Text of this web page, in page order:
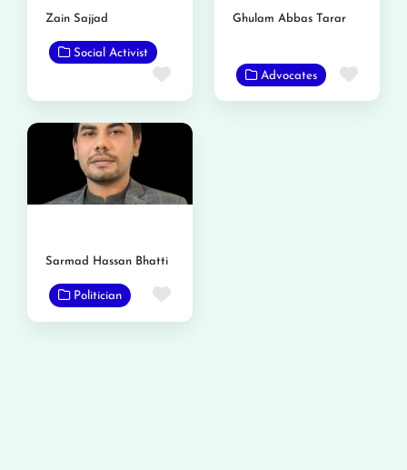
Zain Sajjad
Social Activist
Favorite
Ghulam Abbas Tarar
Advocates
Sarmad Hassan Bhatti
Politician Favorite